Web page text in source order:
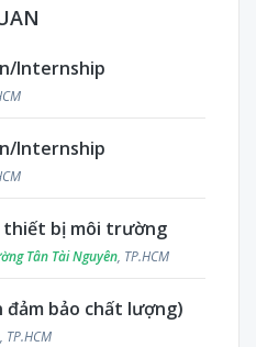
Internship
Internship
thiết bị môi trường
Tân Tài Nguyên, TP.HCM
đảm bảo chất lượng)
, TP.HCM